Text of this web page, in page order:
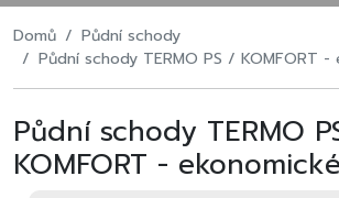
Domů
Půdní schody
Půdní schody TERMO PS / KOMFORT -
Půdní schody TERMO
KOMFORT - ekonomické